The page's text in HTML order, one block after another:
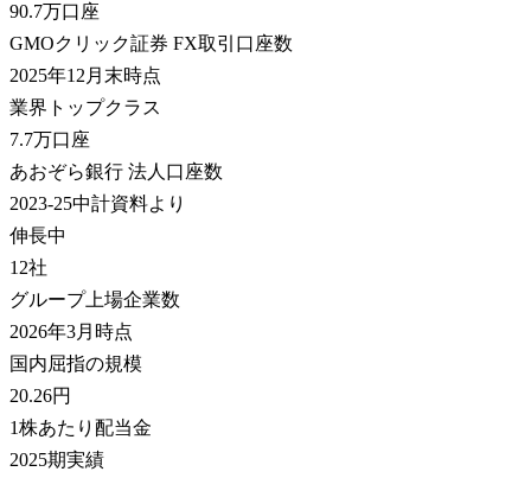
90.7万口座
GMOクリック証券 FX取引口座数
2025年12月末時点
業界トップクラス
7.7万口座
あおぞら銀行 法人口座数
2023-25中計資料より
伸長中
12社
グループ上場企業数
2026年3月時点
国内屈指の規模
20.26円
1株あたり配当金
2025期実績